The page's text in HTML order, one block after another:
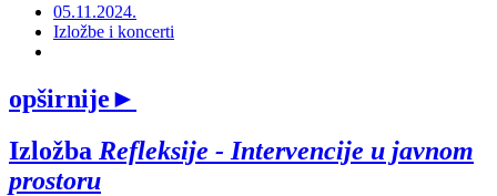
05.11.2024.
Izložbe i koncerti
opširnije►
Izložba Refleksije - Intervencije u javnom
prostoru